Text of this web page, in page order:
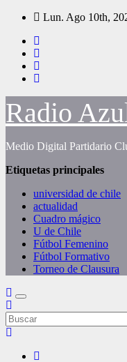
Saltar
contenido
Lun. Ago 10th,
Radio
Medio Digital Partidario
Etiquetas principales
universidad de chile
actualidad
Cuadro mágico
U de Chile
Fútbol Femenino
Fútbol Formativo
Torneo de Clausura